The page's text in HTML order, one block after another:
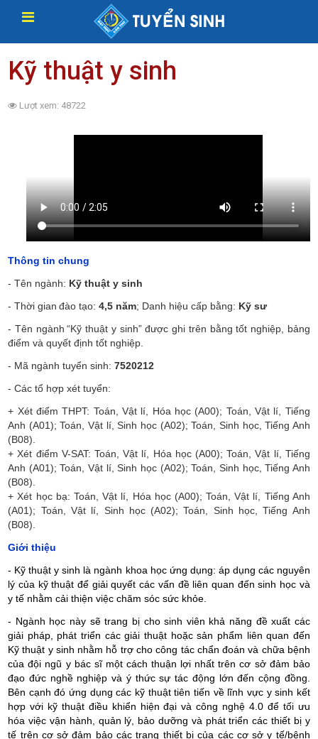
Kỹ thuật y sinh
Lượt xem: 48722
Thông tin chung
- Tên ngành: Kỹ thuật y sinh
- Thời gian đào tạo:4,5 năm; Danh hiệu cấp bằng: Kỹ sư
- Tên ngành “Kỹ thuật y sinh” được ghi trên bằng tốt nghiệp, bảng
điểm và quyết định tốt nghiệp.
- Mã ngànhtuyển sinh:7520212
- Các tổ hợp xét tuyển:
+ Xét điểm THPT: Toán, Vật lí, Hóa học (A00); Toán, Vật lí, Tiếng
Anh (A01); Toán, Vật lí, Sinh học (A02); Toán, Sinh học, Tiếng Anh
(B08).
+ Xét điểm V-SAT: Toán, Vật lí, Hóa học (A00); Toán, Vật lí, Tiếng
Anh (A01); Toán, Vật lí, Sinh học (A02); Toán, Sinh học, Tiếng Anh
(B08).
+ Xét học bạ: Toán, Vật lí, Hóa học (A00); Toán, Vật lí, Tiếng Anh
(A01); Toán, Vật lí, Sinh học (A02); Toán, Sinh học, Tiếng Anh
(B08).
Giới thiệu
- Kỹ thuật y sinh là ngành khoa học ứng dụng: áp dụng các nguyên
lý của kỹ thuật để giải quyết các vấn đề liên quan đến sinh học và
y tế nhằm cải thiện việc chăm sóc sức khỏe.
- Ngành học này sẽ trang bị cho sinh viên khả năng đề xuất các
giải pháp, phát triển các giải thuật hoặc sản phẩm liên quan đến
Kỹ thuật y sinh nhằm hỗ trợ cho công tác chẩn đoán và chữa bệnh
của đội ngũ y bác sĩ một cách thuận lợi nhất trên cơ sở đảm bảo
đạo đức nghề nghiệp và ý thức sự tác động lớn đến cộng đồng.
Bên cạnh đó ứng dụng các kỹ thuật tiên tiến về lĩnh vực y sinh kết
hợp với kỹ thuật điều khiển hiện đại và công nghệ 4.0 để tối ưu
hóa việc vận hành, quản lý, bảo dưỡng và phát triển các thiết bị y
tế trên cơ sở đảm bảo các trang thiết bị của các cơ sở y tế/bệnh